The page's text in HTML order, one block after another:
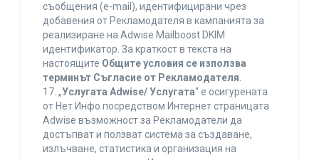
съобщения (e-mail), идентифицирани чрез
добавения от Рекламодателя в кампанията за
реализиране на Adwise Mailboost DKIM
идентификатор. За краткост в текста на
настоящите Общите условия се използва
терминът Съгласие от Рекламодателя.
17. „Услугата Adwise/ Услугата“ е осигурената
от Нет Инфо посредством Интернет страницата
Adwise възможност за Рекламодатели да
достъпват и ползват система за създаване,
излъчване, статистика и организация на